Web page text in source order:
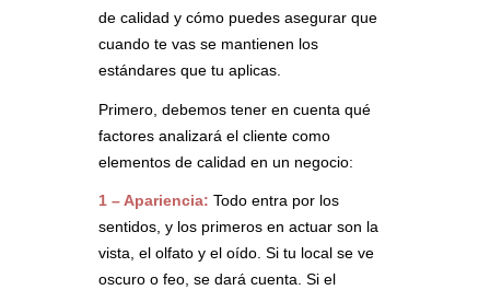
de calidad y cómo puedes asegurar que
cuando te vas se mantienen los
estándares que tu aplicas.
Primero, debemos tener en cuenta qué
factores analizará el cliente como
elementos de calidad en un negocio:
1 – Apariencia: Todo entra por los
sentidos, y los primeros en actuar son la
vista, el olfato y el oído. Si tu local se ve
oscuro o feo, se dará cuenta. Si el